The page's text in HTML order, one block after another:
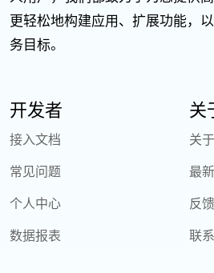
更轻松地构建应用、扩展功能，
务目标。
开发者
接入文档
常见问题
个人中心
数据报表
关
关
最
反
联